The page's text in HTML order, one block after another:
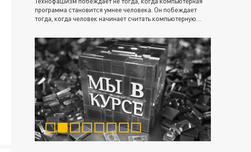
программа становится умнее человека. Он побеждает
тогда, когда человек начинает считать компьютерную